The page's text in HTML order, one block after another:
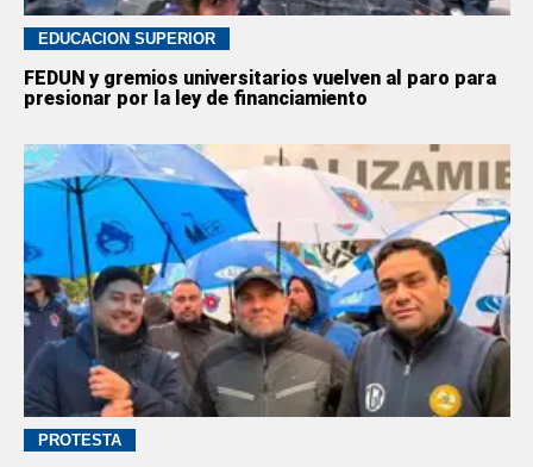
EDUCACION SUPERIOR
FEDUN y gremios universitarios vuelven al paro para
presionar por la ley de financiamiento
PROTESTA